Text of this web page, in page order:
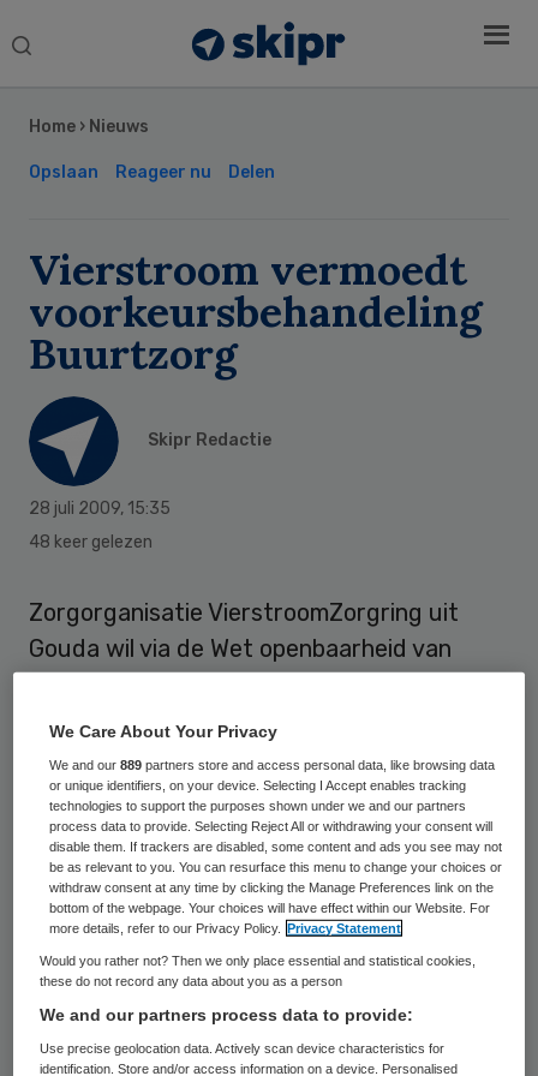
Search
Home › Nieuws
Opslaan Reageer nu Delen
Vierstroom vermoedt
voorkeursbehandeling
Buurtzorg
Skipr Redactie
28 juli 2009, 15:35
48 keer gelezen
Zorgorganisatie VierstroomZorgring uit
Gouda wil via de Wet openbaarheid van
documenten van VWS over Buurtzorg
Nederland. De zorgverlener wil weten
welke aparte uitzonderingsregelingen of
subsidie-afspraken het ministerie van VWS
met Buurtzorg Nederland afgesproken
heeft.
Businesscase Buurtzorg openbaar
Buurtzorg Nederlandontkent het bestaan
Sidebar
We Care About Your Privacy
We and our889 partners store and access personal data, like browsing data
or unique identifiers, on your device. Selecting I Accept enables tracking
technologies to support the purposes shown under we and our partners
process data to provide. Selecting Reject All or withdrawing your consent will
disable them. If trackers are disabled, some content and ads you see may not
be as relevant to you. You can resurface this menu to change your choices or
withdraw consent at any time by clicking the Manage Preferences link on the
bottom of the webpage. Your choices will have effect within our Website. For
more details, refer to our Privacy Policy.
Privacy Statement
Would you rather not? Then we only place essential and statistical cookies,
these do not record any data about you as a person
We and our partners process data to provide:
Use precise geolocation data. Actively scan device characteristics for
identification. Store and/or access information on a device. Personalised